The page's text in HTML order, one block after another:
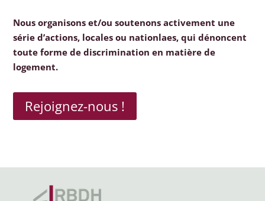
Nous organisons et/ou soutenons activement une
série d’actions, locales ou nationlaes, qui dénoncent
toute forme de discrimination en matière de
logement.
Rejoignez-nous !